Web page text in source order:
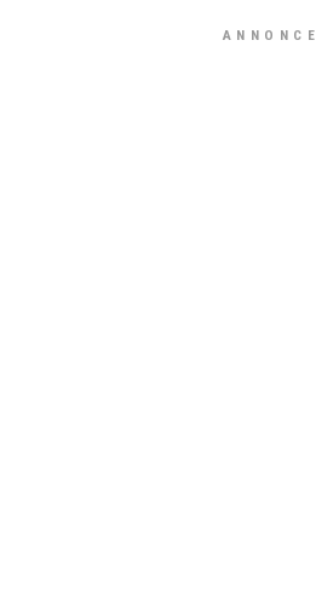
ANNONCE